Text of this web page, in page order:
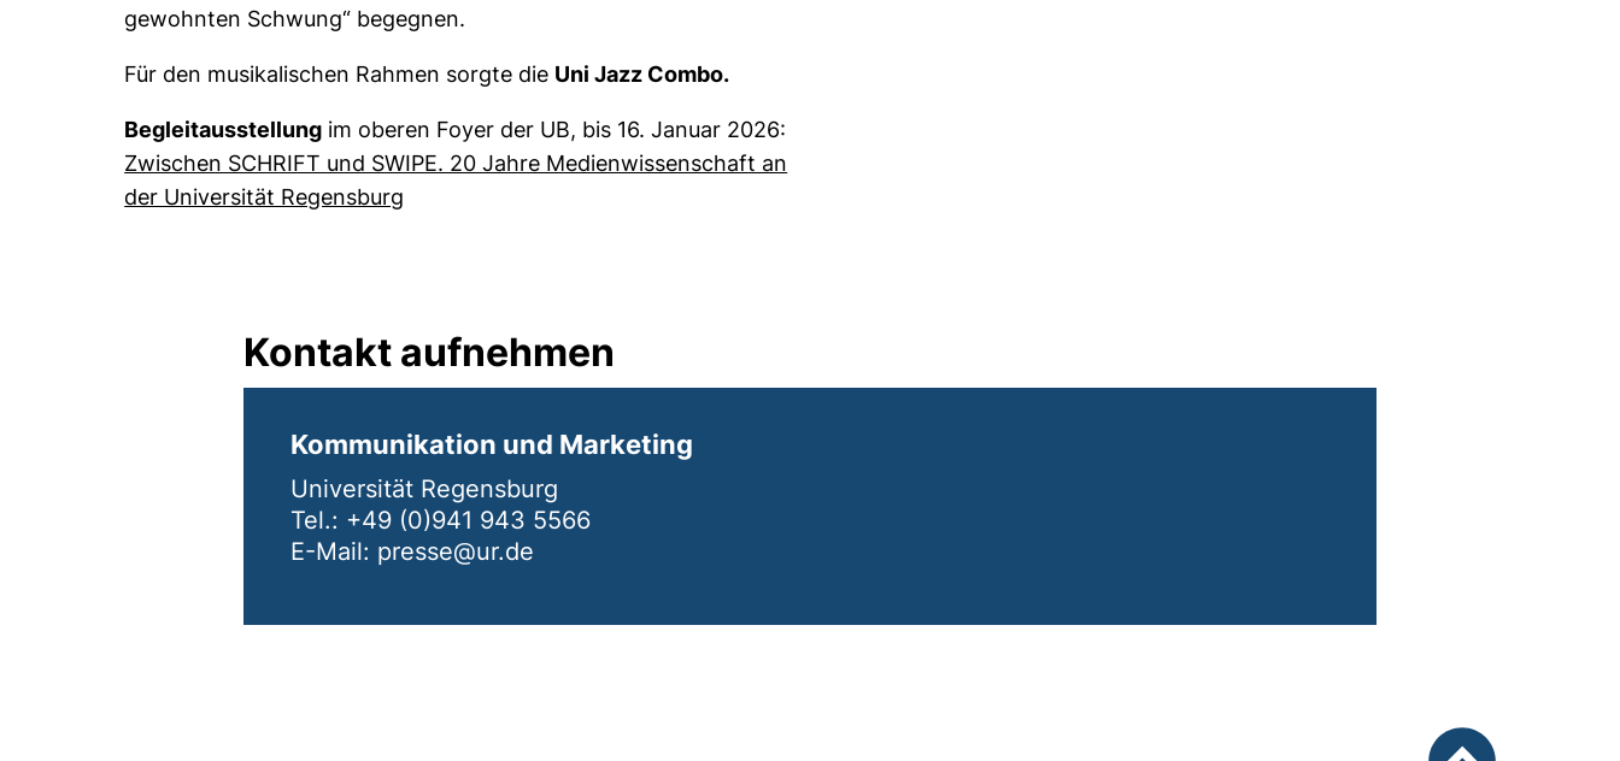
gewohnten Schwung“ begegnen.
Für den musikalischen Rahmen sorgte die Uni Jazz Combo.
Begleitausstellung im oberen Foyer der UB, bis 16. Januar 2026:
Zwischen SCHRIFT und SWIPE. 20 Jahre Medienwissenschaft an
der Universität Regensburg
Kontakt aufnehmen
Kommunikation und Marketing
Universität Regensburg
Tel.: +49 (0)941 943 5566
E-Mail: presse@ur.de